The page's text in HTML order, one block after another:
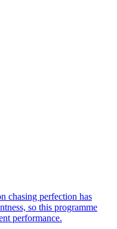
chasing perfection has
so this programme
performance.